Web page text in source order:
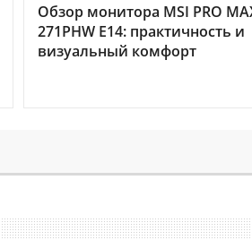
Обзор монитора MSI PRO
271PHW E14: практичность и
визуальный комфорт